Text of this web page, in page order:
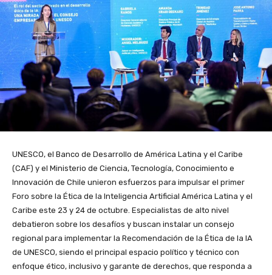
UNESCO, el Banco de Desarrollo de América Latina y el Caribe
(CAF) y el Ministerio de Ciencia, Tecnología, Conocimiento e
Innovación de Chile unieron esfuerzos para impulsar el primer
Foro sobre la Ética de la Inteligencia Artificial América Latina y el
Caribe este 23 y 24 de octubre. Especialistas de alto nivel
debatieron sobre los desafíos y buscan instalar un consejo
regional para implementar la Recomendación de la Ética de la IA
de UNESCO, siendo el principal espacio político y técnico con
enfoque ético, inclusivo y garante de derechos, que responda a